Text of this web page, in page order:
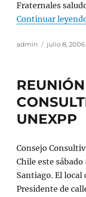
Fraternales
Continuar
Autor
admin
Publicado
julio 8, 2006
UNEXPP
Consejo
Chile este
Santiago. El local
Presidente de